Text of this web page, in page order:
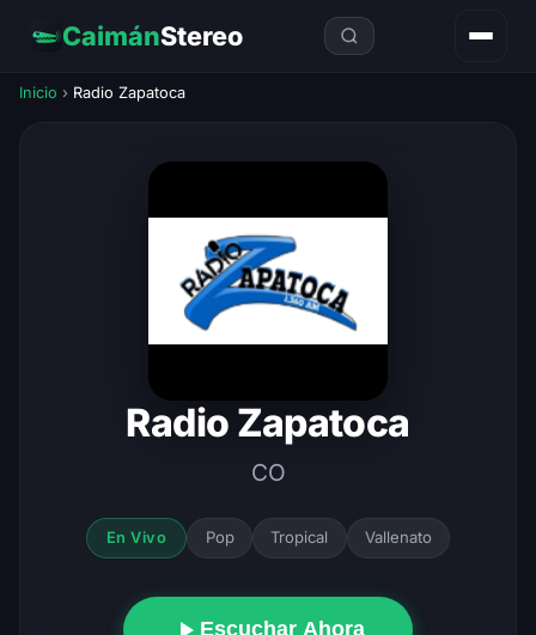
CaimánStereo
Inicio › Radio Zapatoca
Radio Zapatoca
CO
En Vivo Pop Tropical Vallenato
Escuchar Ahora